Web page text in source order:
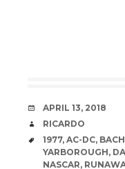
DATE
APRIL 13, 2018
AUTHOR
RICARDO
TAGS
1977, AC-DC,
YARBOROUGH,
NASCAR,